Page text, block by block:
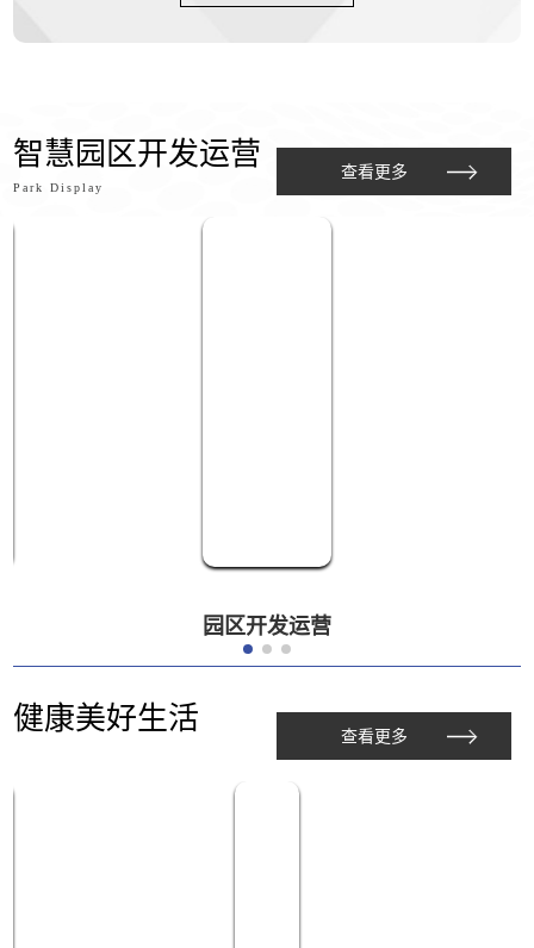
智慧园区开发运营
Park Display
查看更多
园区开发运营
健康美好生活 查看更多